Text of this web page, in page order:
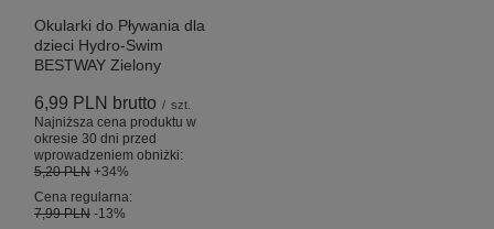
Okularki do Pływania dla
dzieci Hydro-Swim
BESTWAY Zielony
6,99 PLN brutto / szt.
Najniższa cena produktu w
okresie 30 dni przed
wprowadzeniem obniżki:
5,20 PLN +34%
Cena regularna:
7,99 PLN -13%